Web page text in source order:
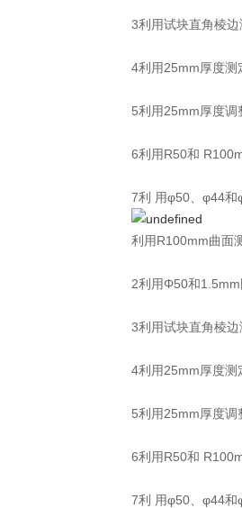
3利用试块直角棱
4利用25mm厚度测
5利用25mm厚度调
6利用R50和
7利 用φ50、φ44和
利用R100mm曲面
2利用Φ50和
3利用试块直角棱
4利用25mm厚度测
5利用25mm厚度调
6利用R50和
7利 用φ50、φ44和